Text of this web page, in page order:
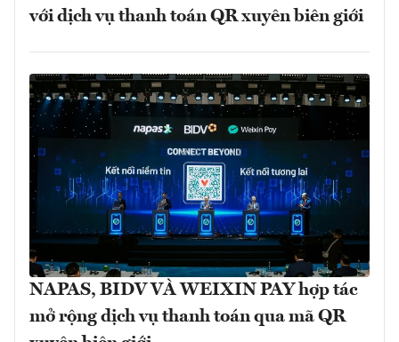
với dịch vụ thanh toán QR xuyên biên giới
NAPAS, BIDV VÀ WEIXIN PAY hợp tác
mở rộng dịch vụ thanh toán qua mã QR